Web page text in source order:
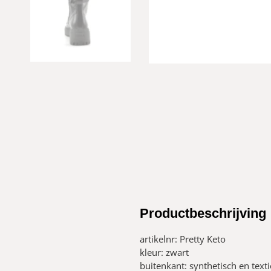
Productbeschrijving
artikelnr: Pretty Keto
kleur: zwart
buitenkant: synthetisch en